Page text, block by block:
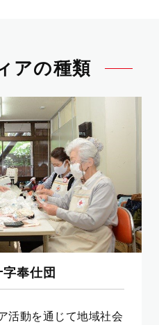
アの種類
奉仕団
活動を通じて地域社会